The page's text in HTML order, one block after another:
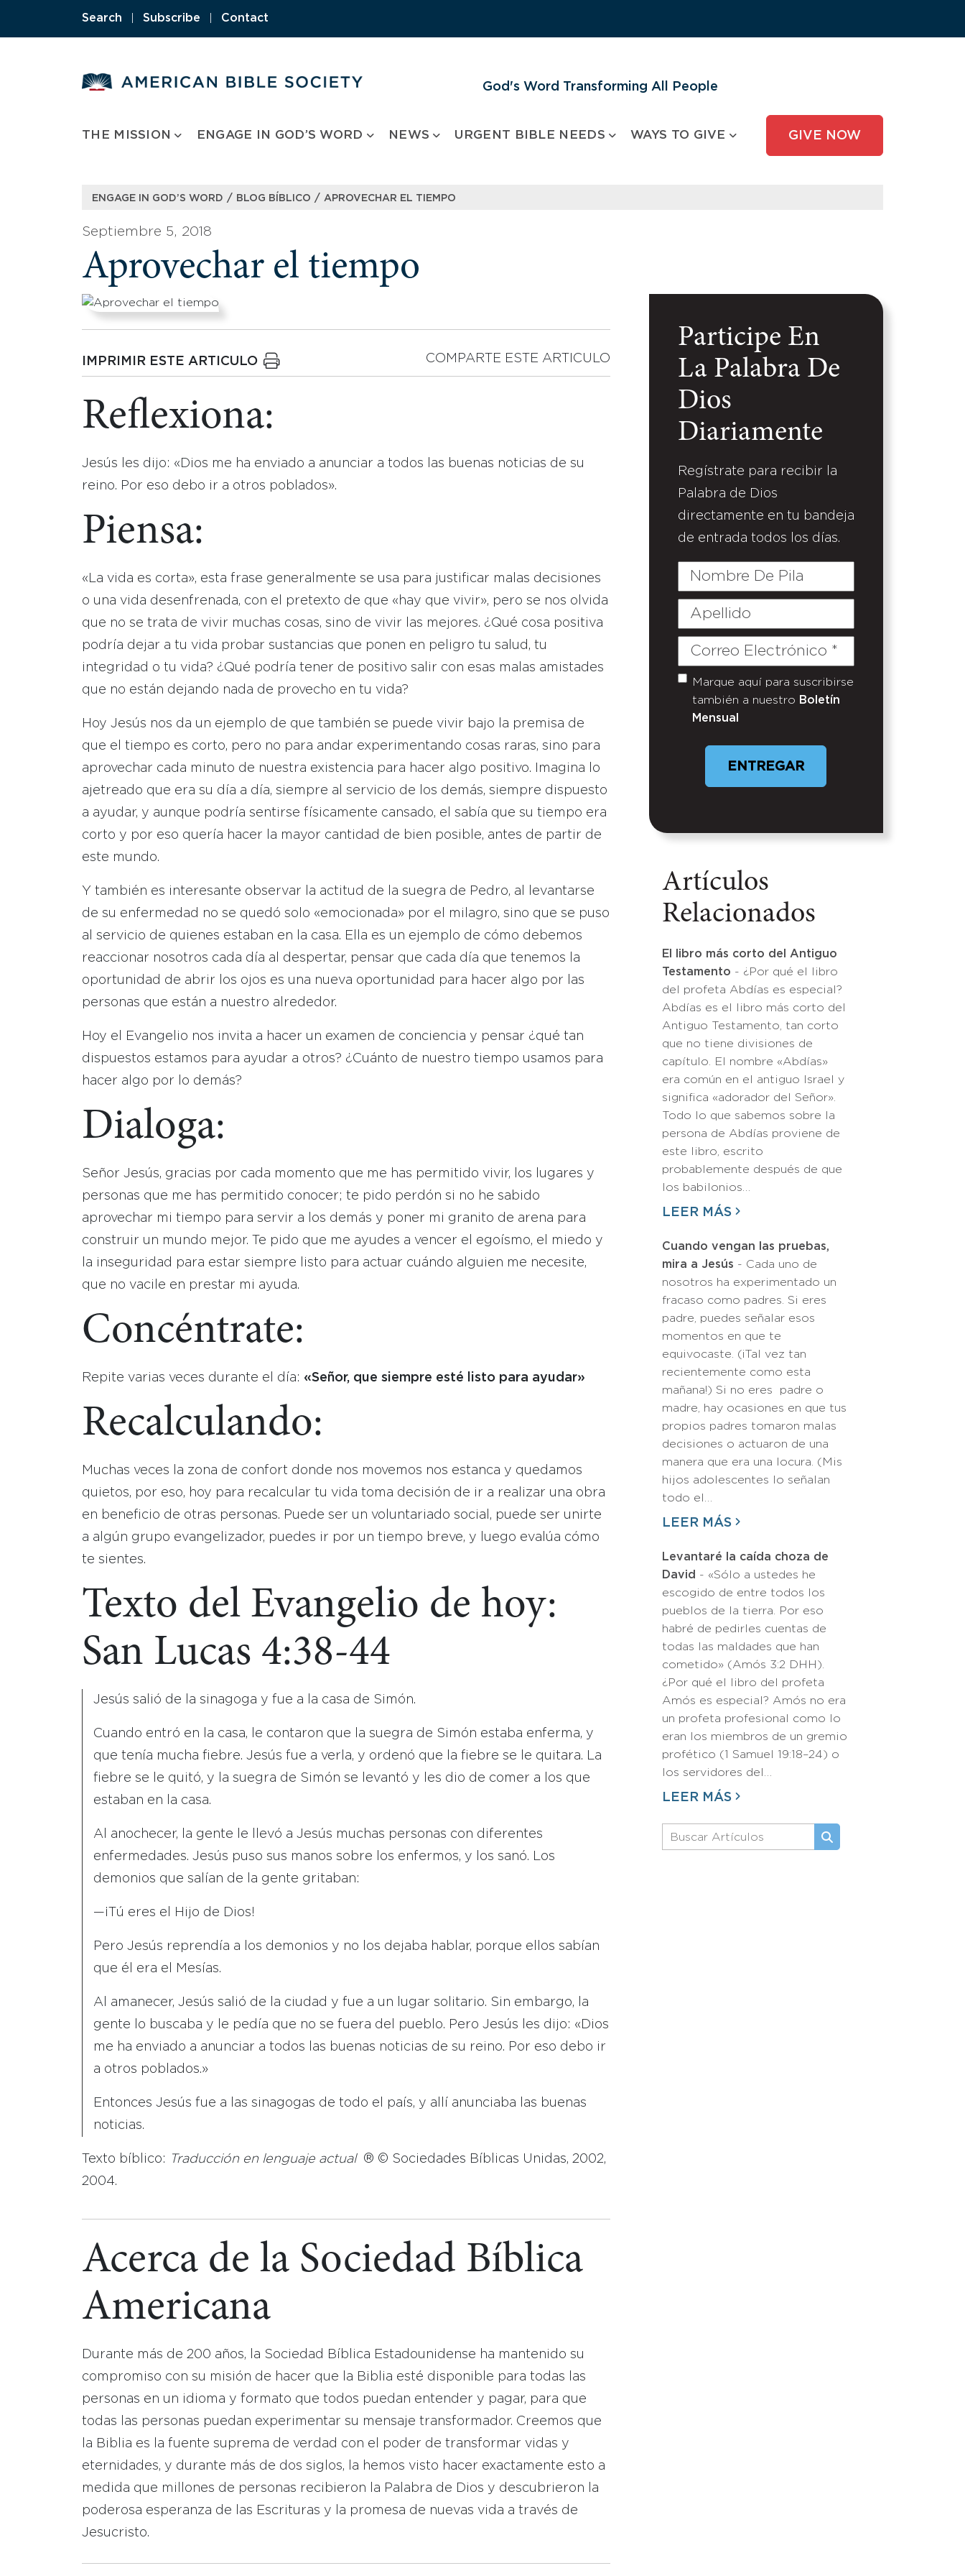
Search Subscribe Contact
God's Word Transforming All People
THE MISSION ENGAGE IN GOD’S WORD NEWS URGENT BIBLE NEEDS WAYS TO GIVE GIVE NOW
ENGAGE IN GOD’S WORD / BLOG BÍBLICO / APROVECHAR EL TIEMPO
Septiembre 5, 2018
Aprovechar el tiempo
IMPRIMIR ESTE ARTICULO COMPARTE ESTE ARTICULO
Reflexiona:
Jesús les dijo: «Dios me ha enviado a anunciar a todos las buenas noticias de su
reino. Por eso debo ir a otros poblados».
Piensa:
«La vida es corta», esta frase generalmente se usa para justificar malas decisiones
o una vida desenfrenada, con el pretexto de que «hay que vivir», pero se nos olvida
que no se trata de vivir muchas cosas, sino de vivir las mejores. ¿Qué cosa positiva
podría dejar a tu vida probar sustancias que ponen en peligro tu salud, tu
integridad o tu vida? ¿Qué podría tener de positivo salir con esas malas amistades
que no están dejando nada de provecho en tu vida?
Hoy Jesús nos da un ejemplo de que también se puede vivir bajo la premisa de
que el tiempo es corto, pero no para andar experimentando cosas raras, sino para
aprovechar cada minuto de nuestra existencia para hacer algo positivo. Imagina lo
ajetreado que era su día a día, siempre al servicio de los demás, siempre dispuesto
a ayudar, y aunque podría sentirse físicamente cansado, el sabía que su tiempo era
corto y por eso quería hacer la mayor cantidad de bien posible, antes de partir de
este mundo.
Y también es interesante observar la actitud de la suegra de Pedro, al levantarse
de su enfermedad no se quedó solo «emocionada» por el milagro, sino que se puso
al servicio de quienes estaban en la casa. Ella es un ejemplo de cómo debemos
reaccionar nosotros cada día al despertar, pensar que cada día que tenemos la
oportunidad de abrir los ojos es una nueva oportunidad para hacer algo por las
personas que están a nuestro alrededor.
Hoy el Evangelio nos invita a hacer un examen de conciencia y pensar ¿qué tan
dispuestos estamos para ayudar a otros? ¿Cuánto de nuestro tiempo usamos para
hacer algo por lo demás?
Dialoga:
Señor Jesús, gracias por cada momento que me has permitido vivir, los lugares y
personas que me has permitido conocer; te pido perdón si no he sabido
aprovechar mi tiempo para servir a los demás y poner mi granito de arena para
construir un mundo mejor. Te pido que me ayudes a vencer el egoísmo, el miedo y
la inseguridad para estar siempre listo para actuar cuándo alguien me necesite,
que no vacile en prestar mi ayuda.
Concéntrate:
Repite varias veces durante el día: «Señor, que siempre esté listo para ayudar»
Recalculando:
Muchas veces la zona de confort donde nos movemos nos estanca y quedamos
quietos, por eso, hoy para recalcular tu vida toma decisión de ir a realizar una obra
en beneficio de otras personas. Puede ser un voluntariado social, puede ser unirte
a algún grupo evangelizador, puedes ir por un tiempo breve, y luego evalúa cómo
te sientes.
Texto del Evangelio de hoy:
San Lucas 4:38-44
Jesús salió de la sinagoga y fue a la casa de Simón.
Cuando entró en la casa, le contaron que la suegra de Simón estaba enferma, y
que tenía mucha fiebre. Jesús fue a verla, y ordenó que la fiebre se le quitara. La
fiebre se le quitó, y la suegra de Simón se levantó y les dio de comer a los que
estaban en la casa.
Al anochecer, la gente le llevó a Jesús muchas personas con diferentes
enfermedades. Jesús puso sus manos sobre los enfermos, y los sanó. Los
demonios que salían de la gente gritaban:
—¡Tú eres el Hijo de Dios!
Pero Jesús reprendía a los demonios y no los dejaba hablar, porque ellos sabían
que él era el Mesías.
Al amanecer, Jesús salió de la ciudad y fue a un lugar solitario. Sin embargo, la
gente lo buscaba y le pedía que no se fuera del pueblo. Pero Jesús les dijo: «Dios
me ha enviado a anunciar a todos las buenas noticias de su reino. Por eso debo ir
a otros poblados.»
Entonces Jesús fue a las sinagogas de todo el país, y allí anunciaba las buenas
noticias.
Texto bíblico: Traducción en lenguaje actual® © Sociedades Bíblicas Unidas, 2002,
2004.
Acerca de la Sociedad Bíblica
Americana
Durante más de 200 años, la Sociedad Bíblica Estadounidense ha mantenido su
compromiso con su misión de hacer que la Biblia esté disponible para todas las
personas en un idioma y formato que todos puedan entender y pagar, para que
todas las personas puedan experimentar su mensaje transformador. Creemos que
la Biblia es la fuente suprema de verdad con el poder de transformar vidas y
eternidades, y durante más de dos siglos, la hemos visto hacer exactamente esto a
medida que millones de personas recibieron la Palabra de Dios y descubrieron la
poderosa esperanza de las Escrituras y la promesa de nuevas vida a través de
Jesucristo.
Participe En
La Palabra De
Dios
Diariamente
Regístrate para recibir la
Palabra de Dios
directamente en tu bandeja
de entrada todos los días.
Nombre
Pila
Apellido
Correo
Untitled
Marque aquí para suscribirse
también a nuestro Boletín
Mensual
ENTREGAR
Artículos
Relacionados
El libro más corto del Antiguo
Testamento - ¿Por qué el libro
del profeta Abdías es especial?
Abdías es el libro más corto del
Antiguo Testamento, tan corto
que no tiene divisiones de
capítulo. El nombre «Abdías»
era común en el antiguo Israel y
significa «adorador del Señor».
Todo lo que sabemos sobre la
persona de Abdías proviene de
este libro, escrito
probablemente después de que
los babilonios…
LEER MÁS
Cuando vengan las pruebas,
mira a Jesús - Cada uno de
nosotros ha experimentado un
fracaso como padres. Si eres
padre, puedes señalar esos
momentos en que te
equivocaste. (¡Tal vez tan
recientemente como esta
mañana!) Si no eres padre o
madre, hay ocasiones en que tus
propios padres tomaron malas
decisiones o actuaron de una
manera que era una locura. (Mis
hijos adolescentes lo señalan
todo el…
LEER MÁS
Levantaré la caída choza de
David - «Sólo a ustedes he
escogido de entre todos los
pueblos de la tierra. Por eso
habré de pedirles cuentas de
todas las maldades que han
cometido» (Amós 3:2 DHH).
¿Por qué el libro del profeta
Amós es especial? Amós no era
un profeta profesional como lo
eran los miembros de un gremio
profético (1 Samuel 19:18–24) o
los servidores del…
LEER MÁS